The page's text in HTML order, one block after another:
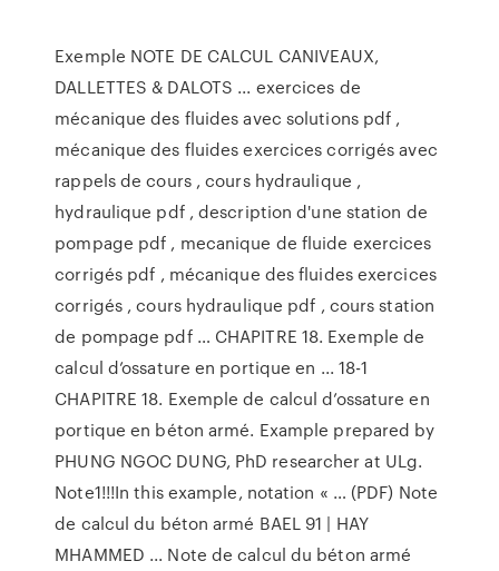
Exemple NOTE DE CALCUL CANIVEAUX,
DALLETTES & DALOTS ... exercices de
mécanique des fluides avec solutions pdf ,
mécanique des fluides exercices corrigés avec
rappels de cours , cours hydraulique ,
hydraulique pdf , description d'une station de
pompage pdf , mecanique de fluide exercices
corrigés pdf , mécanique des fluides exercices
corrigés , cours hydraulique pdf , cours station
de pompage pdf … CHAPITRE 18. Exemple de
calcul d’ossature en portique en ... 18-1
CHAPITRE 18. Exemple de calcul d’ossature en
portique en béton armé. Example prepared by
PHUNG NGOC DUNG, PhD researcher at ULg.
Note1!!!In this example, notation « … (PDF) Note
de calcul du béton armé BAEL 91 | HAY
MHAMMED ... Note de calcul du béton armé